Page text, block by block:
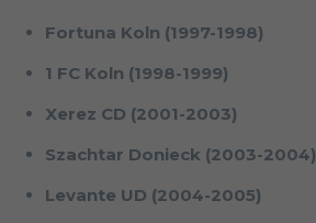
Fortuna Koln (1997-1998)
1 FC Koln (1998-1999)
Xerez CD (2001-2003)
Szachtar Donieck (2003-2004)
Levante UD (2004-2005)